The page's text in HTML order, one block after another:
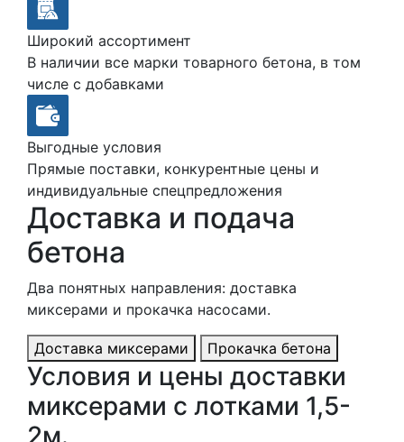
Широкий ассортимент
В наличии все марки товарного бетона, в том
числе с добавками
Выгодные условия
Прямые поставки, конкурентные цены и
индивидуальные спецпредложения
Доставка и подача
бетона
Два понятных направления: доставка
миксерами и прокачка насосами.
Доставка миксерами Прокачка бетона
Условия и цены доставки
миксерами с лотками 1,5-
2м.